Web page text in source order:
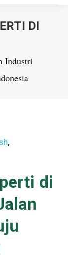
DI
Industri
di